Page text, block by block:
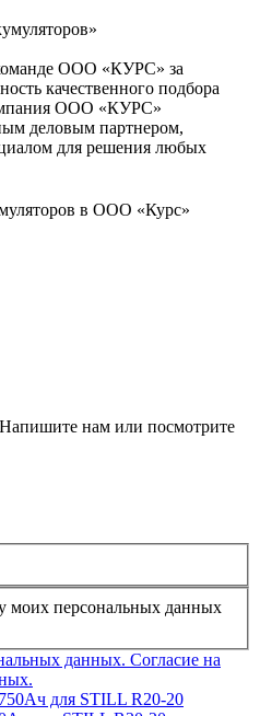
ООО «КУРС» за
качественного подбора
ООО «КУРС»
деловым партнером,
для решения любых
в ООО «Курс»
нам или посмотрите
данных. Согласие на